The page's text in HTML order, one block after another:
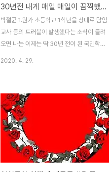
30년전 내게 매일 매일이 끔찍했던 이유
박철균 1.뭔가 초등학교 1학년을 상대로 담임
교사 등의 트러블이 발생했다는 소식이 들려
오면 나는 이제는 딱 30년 전이 된 국민학교
며 모함(이게 어린 마음에 얼마나 억울했으면
나는 30년이 지난 지금도 걔랑 내가 화장실
에서 마주친 적이 없었다는 것을 똑똑히 기억
하고 있다.)도 당하기도 했다. 주변 환경이 이
러니까 나는 당연히 적응을 못 하고 겉도는
아이가 되었다. 산만하거나, 수업시간에 교실
2020. 4. 29.